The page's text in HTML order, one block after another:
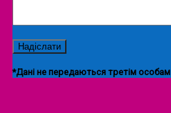
*Дані не передаються третім особам